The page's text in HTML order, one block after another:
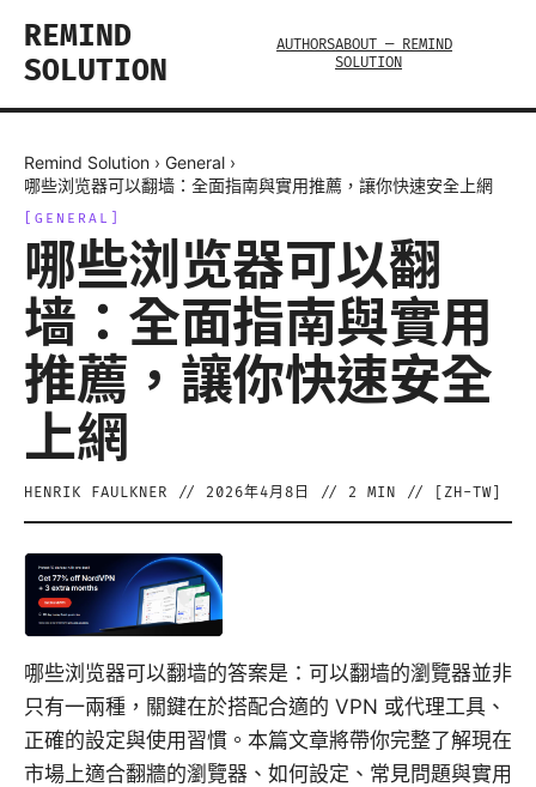
REMIND
SOLUTION
AUTHORSABOUT — REMIND
SOLUTION
Remind Solution › General ›
哪些浏览器可以翻墙：全面指南與實用推薦，讓你快速安全上網
GENERAL
哪些浏览器可以翻
墙：全面指南與實用
推薦，讓你快速安全
上網
HENRIK FAULKNER // 2026年4月8日 // 2 MIN // [ ZH-TW
哪些浏览器可以翻墙的答案是：可以翻墙的瀏覽器並非
只有一兩種，關鍵在於搭配合適的 VPN 或代理工具、
正確的設定與使用習慣。本篇文章將帶你完整了解現在
市場上適合翻牆的瀏覽器、如何設定、常見問題與實用